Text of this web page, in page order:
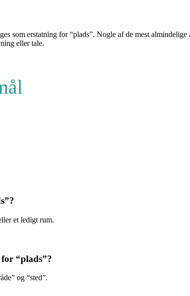
som erstatning for “plads”. Nogle af de mest
eller tale.
et ledigt rum.
“plads”?
og “sted”.